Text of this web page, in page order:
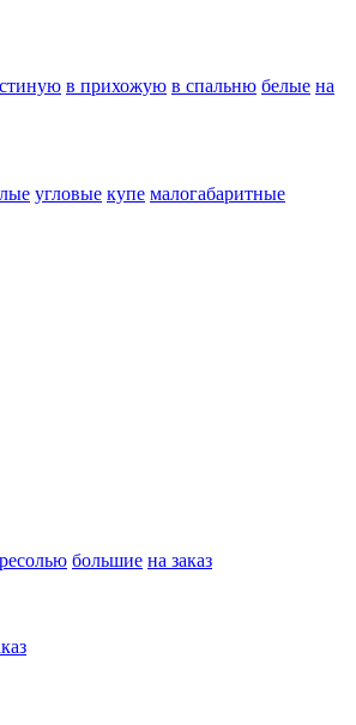
в прихожую в спальню белые на
угловые купе малогабаритные
большие на заказ